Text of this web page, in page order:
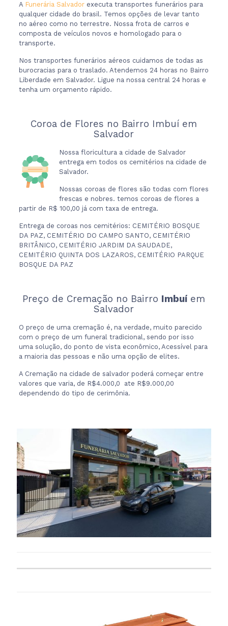
A Funerária Salvadorexecuta transportes funerários para
qualquer cidade do brasil. Temos opções de levar tanto
no aéreo como no terrestre. Nossa frota de carros e
composta de veículos novos e homologado para o
transporte.
Nos transportes funerários aéreos cuidamos de todas as
burocracias para o traslado. Atendemos 24 horas no Bairro
Liberdade em Salvador. Ligue na nossa central 24 horas e
tenha um orçamento rápido.
Coroa de Flores no Bairro Imbuí em
Salvador
Nossa floricultura a cidade de Salvador
entrega em todos os cemitérios na cidade de
Salvador.
Nossas coroas de flores são todas com flores
frescas e nobres. temos coroas de flores a
partir de R$ 100,00 já com taxa de entrega.
Entrega de coroas nos cemitérios: CEMITÉRIO BOSQUE
DA PAZ, CEMITÉRIO DO CAMPO SANTO, CEMITÉRIO
BRITÂNICO, CEMITÉRIO JARDIM DA SAUDADE,
CEMITÉRIO QUINTA DOS LAZAROS, CEMITÉRIO PARQUE
BOSQUE DA PAZ
Preço de Cremação no Bairro Imbuí em
Salvador
O preço de uma cremação é, na verdade, muito parecido
com o preço de um funeral tradicional, sendo por isso
uma solução, do ponto de vista econômico, Acessível para
a maioria das pessoas e não uma opção de elites.
A Cremação na cidade de salvador poderá começar entre
valores que varia, de R$4.000,0 ate R$9.000,00
dependendo do tipo de cerimônia.